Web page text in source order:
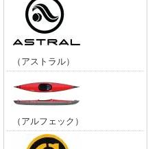
（アストラル）
（アルフェック）